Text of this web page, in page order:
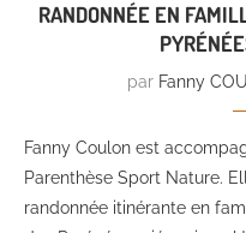
RANDONNÉE EN
par Fanny
Fanny Coulon est
Parenthèse Sport Nature.
randonnée itinérante en